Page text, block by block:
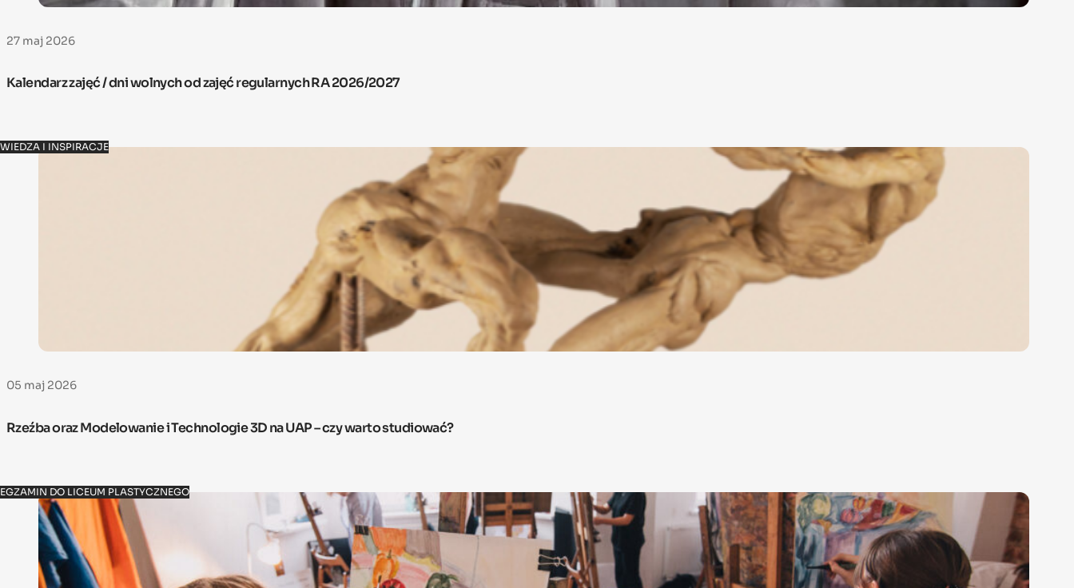
27 maj 2026
Kalendarz zajęć / dni wolnych od zajęć regularnych RA 2026/2027
WIEDZA I INSPIRACJE
05 maj 2026
Rzeźba oraz Modelowanie i Technologie 3D na UAP – czy warto studiować?
EGZAMIN DO LICEUM PLASTYCZNEGO